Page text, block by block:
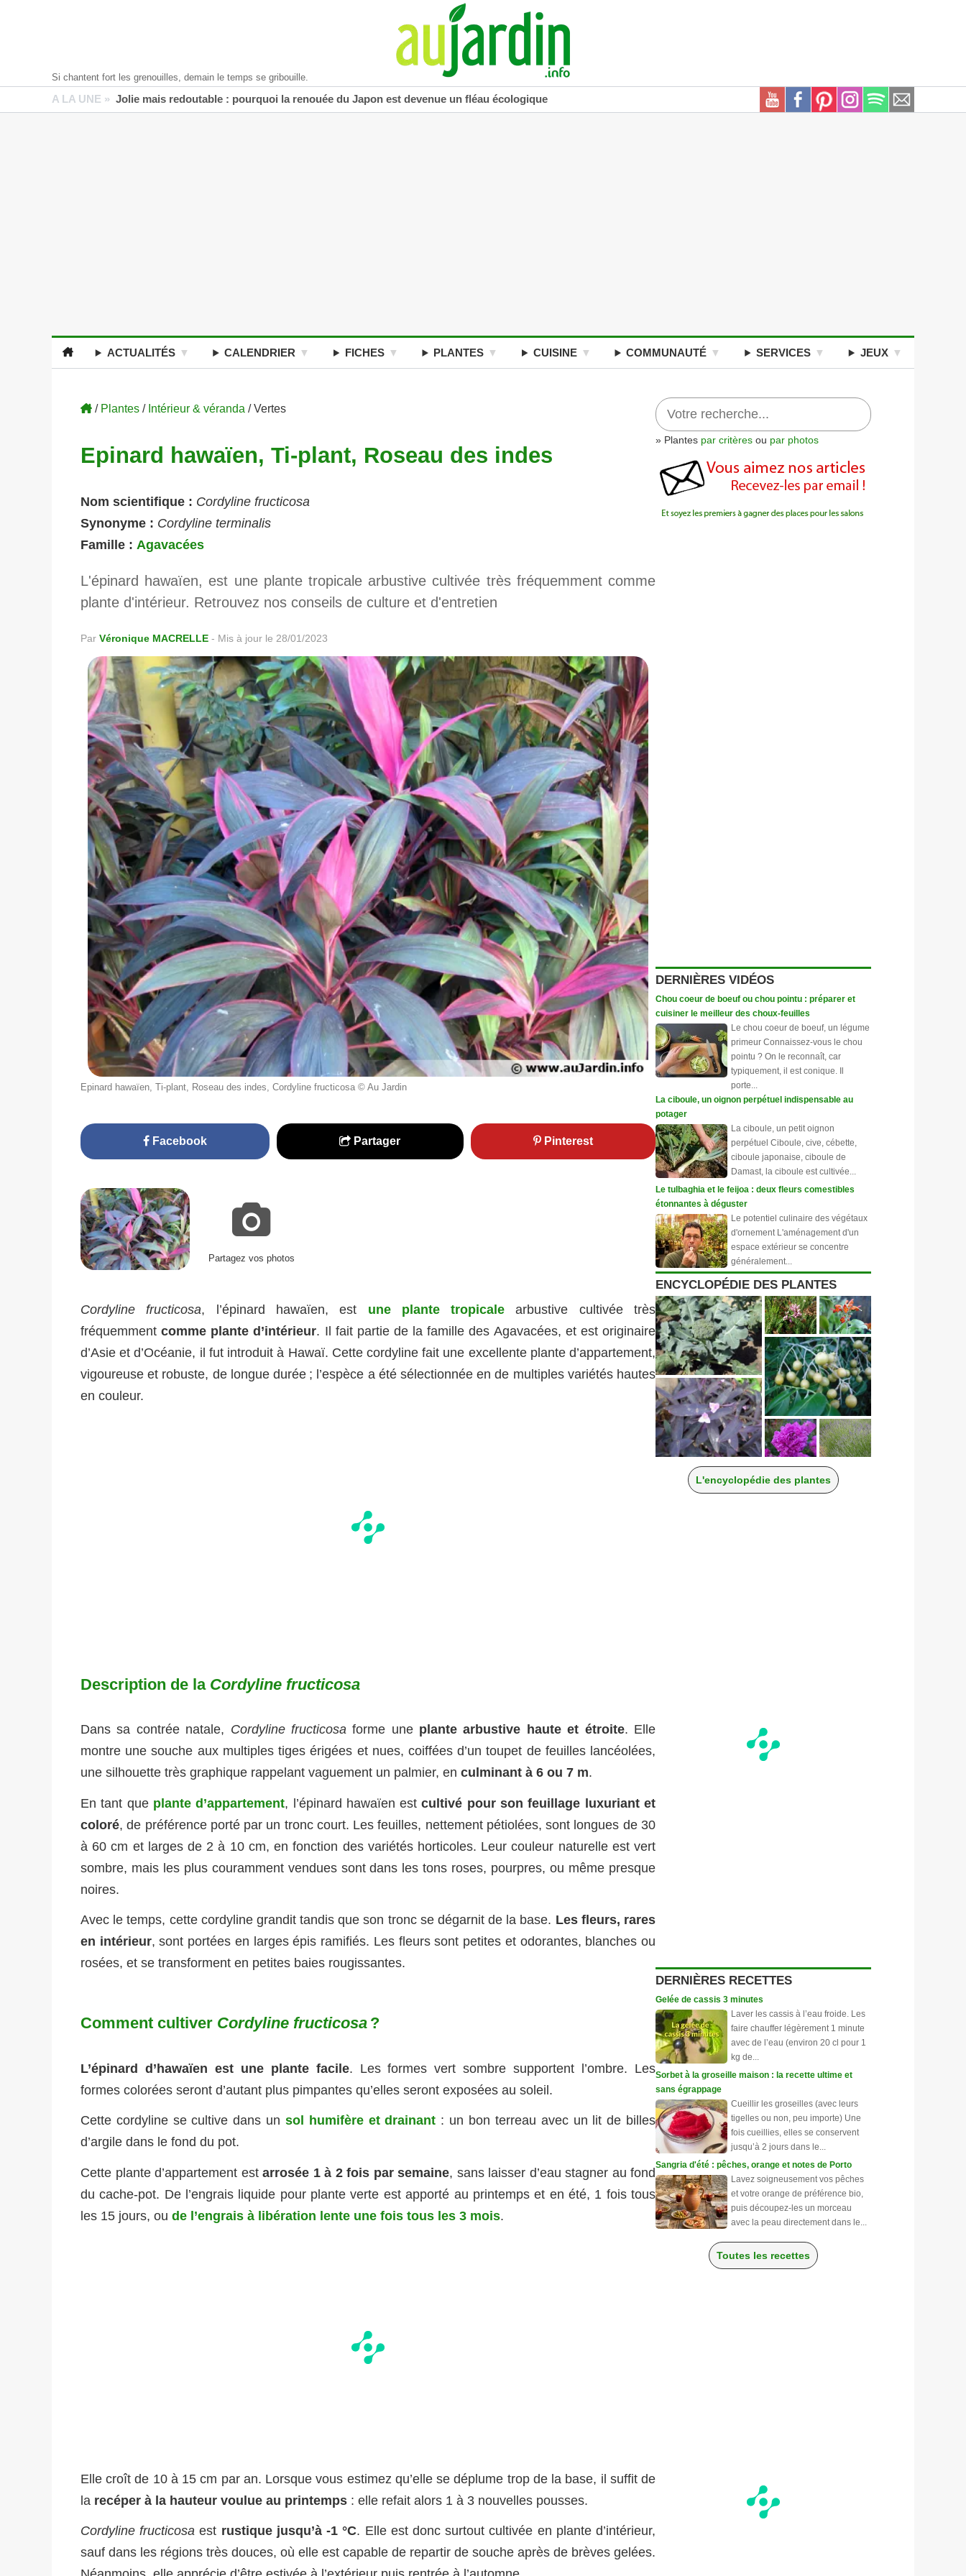
Si chantent fort les grenouilles, demain le temps se gribouille.
A LA UNE » Jolie mais redoutable : pourquoi la renouée du Japon est devenue un fléau écologique
ACTUALITÉS CALENDRIER FICHES PLANTES CUISINE COMMUNAUTÉ SERVICES JEUX
/ Plantes / Intérieur & véranda / Vertes
Epinard hawaïen, Ti-plant, Roseau des indes
Nom scientifique : Cordyline fructicosa
Synonyme : Cordyline terminalis
Famille : Agavacées
L'épinard hawaïen, est une plante tropicale arbustive cultivée très fréquemment comme
plante d'intérieur. Retrouvez nos conseils de culture et d'entretien
Par Véronique MACRELLE - Mis à jour le 28/01/2023
Epinard hawaïen, Ti-plant, Roseau des indes, Cordyline fructicosa © Au Jardin
Facebook Partager Pinterest
Partagez vos photos
Cordyline fructicosa, l’épinard hawaïen, est une plante tropicale arbustive cultivée très
fréquemmentcomme plante d’intérieur. Il fait partie de la famille des Agavacées, et est originaire
d’Asie et d’Océanie, il fut introduit à Hawaï. Cette cordyline fait une excellente plante d’appartement,
vigoureuse et robuste, de longue durée ; l’espèce a été sélectionnée en de multiples variétés hautes
en couleur.
Description de la Cordyline fructicosa
Dans sa contrée natale, Cordyline fructicosaforme une plante arbustive haute et étroite. Elle
montre une souche aux multiples tiges érigées et nues, coiffées d’un toupet de feuilles lancéolées,
une silhouette très graphique rappelant vaguement un palmier, en culminant à 6 ou 7 m.
En tant que plante d’appartement, l’épinard hawaïen estcultivé pour son feuillage luxuriant et
coloré, de préférence porté par un tronc court. Les feuilles, nettement pétiolées, sont longues de 30
à 60 cm et larges de 2 à 10 cm, en fonction des variétés horticoles. Leur couleur naturelle est vert
sombre, mais les plus couramment vendues sont dans les tons roses, pourpres, ou même presque
noires.
Avec le temps, cette cordyline grandit tandis que son tronc se dégarnit de la base. Les fleurs, rares
en intérieur, sont portées en larges épis ramifiés. Les fleurs sont petites et odorantes, blanches ou
rosées, et se transforment en petites baies rougissantes.
Comment cultiver Cordyline fructicosa ?
L’épinard d’hawaïen est une plante facile. Les formes vert sombre supportent l’ombre. Les
formes colorées seront d’autant plus pimpantes qu’elles seront exposées au soleil.
Cette cordyline se cultive dans un sol humifère et drainant : un bon terreau avec un lit de billes
d’argile dans le fond du pot.
Cette plante d’appartement est arrosée 1 à 2 fois par semaine, sans laisser d’eau stagner au fond
du cache-pot. De l’engrais liquide pour plante verte est apporté au printemps et en été, 1 fois tous
les 15 jours, ou de l’engrais à libération lente une fois tous les 3 mois.
Elle croît de 10 à 15 cm par an. Lorsque vous estimez qu’elle se déplume trop de la base, il suffit de
la recéper à la hauteur voulue au printemps : elle refait alors 1 à 3 nouvelles pousses.
Cordyline fructicosa est rustique jusqu’à -1 °C. Elle est donc surtout cultivée en plante d’intérieur,
sauf dans les régions très douces, où elle est capable de repartir de souche après de brèves gelées.
» Plantes par critères ou par photos
DERNIÈRES VIDÉOS
Chou coeur de boeuf ou chou pointu : préparer et
cuisiner le meilleur des choux-feuilles
Le chou coeur de boeuf, un légume
primeur Connaissez-vous le chou
pointu ? On le reconnaît, car
typiquement, il est conique. Il
porte...
La ciboule, un oignon perpétuel indispensable au
potager
La ciboule, un petit oignon
perpétuel Ciboule, cive, cébette,
ciboule japonaise, ciboule de
Damast, la ciboule est cultivée...
Le tulbaghia et le feijoa : deux fleurs comestibles
étonnantes à déguster
Le potentiel culinaire des végétaux
d'ornement L'aménagement d'un
espace extérieur se concentre
généralement...
ENCYCLOPÉDIE DES PLANTES
L'encyclopédie des plantes
DERNIÈRES RECETTES
Gelée de cassis 3 minutes
Laver les cassis à l’eau froide. Les
faire chauffer légèrement 1 minute
avec de l’eau (environ 20 cl pour 1
kg de...
Sorbet à la groseille maison : la recette ultime et
sans égrappage
Cueillir les groseilles (avec leurs
tigelles ou non, peu importe) Une
fois cueillies, elles se conservent
jusqu’à 2 jours dans le...
Sangria d'été : pêches, orange et notes de Porto
Lavez soigneusement vos pêches
et votre orange de préférence bio,
puis découpez-les un morceau
avec la peau directement dans le...
Toutes les recettes